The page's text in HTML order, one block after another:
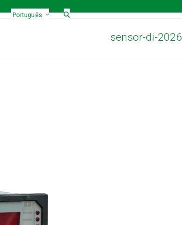
Português
sensor-di-2026